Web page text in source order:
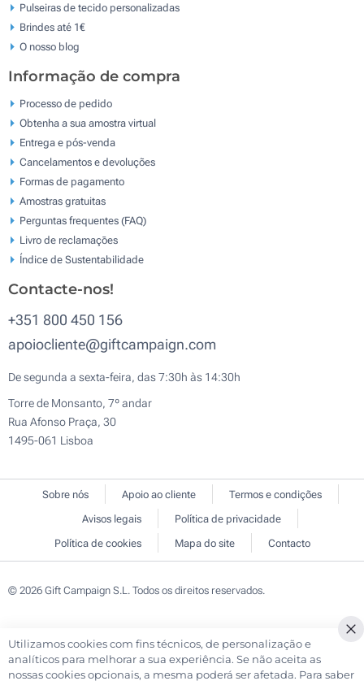
Pulseiras de tecido personalizadas
Brindes até 1€
O nosso blog
Informação de compra
Processo de pedido
Obtenha a sua amostra virtual
Entrega e pós-venda
Cancelamentos e devoluções
Formas de pagamento
Amostras gratuitas
Perguntas frequentes (FAQ)
Livro de reclamaçōes
Índice de Sustentabilidade
Contacte-nos!
+351 800 450 156
apoiocliente@giftcampaign.com
De segunda a sexta-feira, das 7:30h às 14:30h
Torre de Monsanto, 7º andar
Rua Afonso Praça, 30
1495-061 Lisboa
Sobre nós Apoio ao cliente
Termos e condições
Avisos legais
Política de privacidade
Política de cookies
Mapa do site Contacto
© 2026 Gift Campaign S.L. Todos os direitos reservados.
Utilizamos cookies com fins técnicos, de personalização e
analíticos para melhorar a sua experiência. Se não aceita as
nossas cookies opcionais, a mesma poderá ser afetada. Para saber